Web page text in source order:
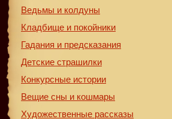
Ведьмы и колдуны
Кладбище и покойники
Гадания и предсказания
Детские страшилки
Конкурсные истории
Вещие сны и кошмары
Художественные рассказы